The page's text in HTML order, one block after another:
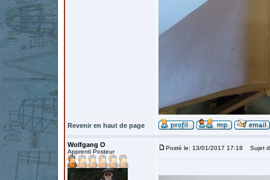
Revenir en haut de page
Wolfgang O
Apprenti Posteur
Posté le: 13/01/2017 17:18 Sujet